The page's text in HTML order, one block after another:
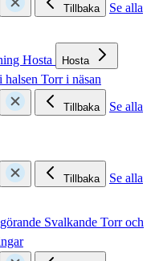
Tillbaka
Se alla
Hosta Hosta
halsen Torr i näsan
Tillbaka
Se alla
Tillbaka
Se alla
Svalkande Torr och